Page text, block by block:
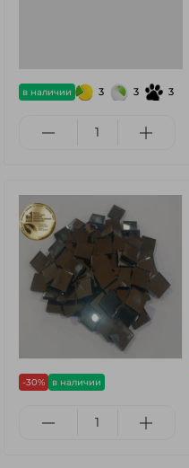
в наличии 3 3 3
-30% в наличии